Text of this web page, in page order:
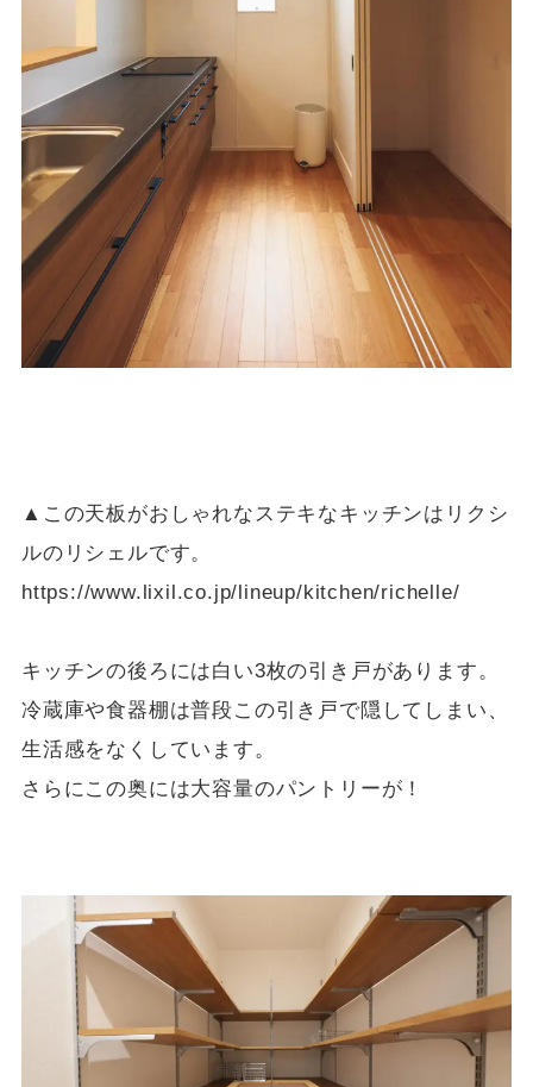
▲この天板がおしゃれなステキなキッチンはリクシ
ルのリシェルです。
https://www.lixil.co.jp/lineup/kitchen/richelle/
キッチンの後ろには白い3枚の引き戸があります。
冷蔵庫や食器棚は普段この引き戸で隠してしまい、
生活感をなくしています。
さらにこの奥には大容量のパントリーが！